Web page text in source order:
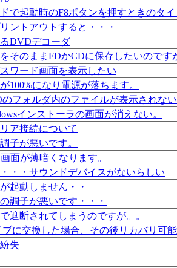
で起動時のF8ボタンを押すときのタ
ントアウトすると・・・
DVDデコーダ
そのままFDかCDに保存したいのです
ワード画面を表示したい
100%になり電源が落ちます。
フォルダ内のファイルが表示されない
インストーラの画面が消えない。
ア接続について
子が悪いです。
面が薄暗くなります。
・・サウンドデバイスがないらしい
起動しません・・
調子が悪いです・・・
遮断されてしまうのですが。。
に交換した場合、その後リカバリ可
失